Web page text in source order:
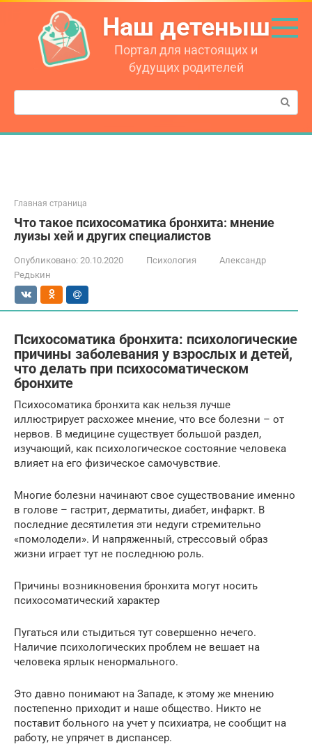
Перейти
контенту
Наш детеныш
Портал для настоящих и
будущих родителей
Поиск:
Главная страница
Что такое психосоматика бронхита: мнение
луизы хей и других специалистов
Опубликовано: 20.10.2020 Психология
Александр
Редькин
Психосоматика бронхита: психологические
причины заболевания у взрослых и детей,
что делать при психосоматическом
бронхите
Психосоматика бронхита как нельзя лучше
иллюстрирует расхожее мнение, что все болезни – от
нервов. В медицине существует большой раздел,
изучающий, как психологическое состояние человека
влияет на его физическое самочувствие.
Многие болезни начинают свое существование именно
в голове – гастрит, дерматиты, диабет, инфаркт. В
последние десятилетия эти недуги стремительно
«помолодели». И напряженный, стрессовый образ
жизни играет тут не последнюю роль.
Причины возникновения бронхита могут носить
психосоматический характер
Пугаться или стыдиться тут совершенно нечего.
Наличие психологических проблем не вешает на
человека ярлык ненормального.
Это давно понимают на Западе, к этому же мнению
постепенно приходит и наше общество. Никто не
поставит больного на учет у психиатра, не сообщит на
работу, не упрячет в диспансер.